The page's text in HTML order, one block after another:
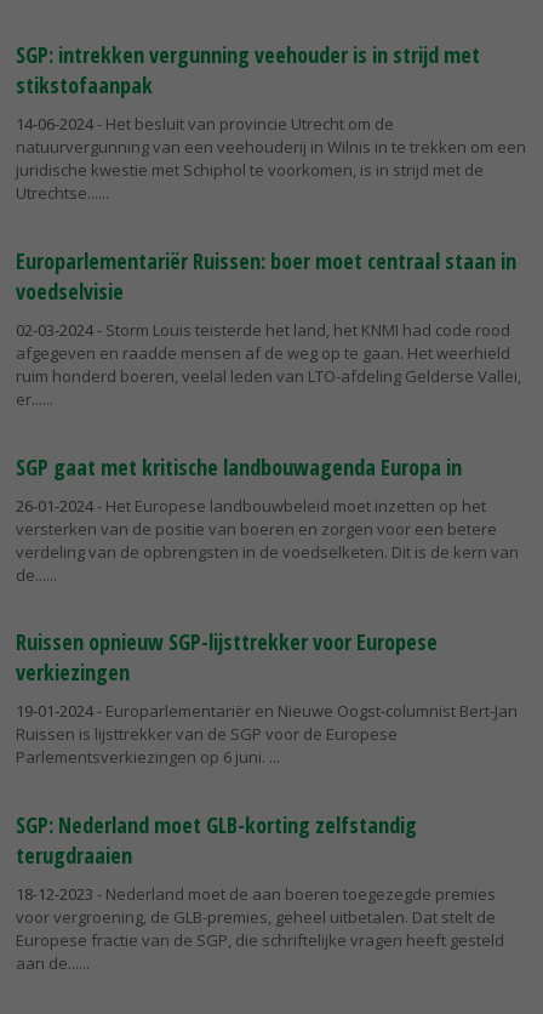
SGP: intrekken vergunning veehouder is in strijd met
stikstofaanpak
14-06-2024- Het besluit van provincie Utrecht om de
natuurvergunning van een veehouderij in Wilnis in te trekken om een
juridische kwestie met Schiphol te voorkomen, is in strijd met de
Utrechtse...
Europarlementariër Ruissen: boer moet centraal staan in
voedselvisie
02-03-2024- Storm Louis teisterde het land, het KNMI had code rood
afgegeven en raadde mensen af de weg op te gaan. Het weerhield
ruim honderd boeren, veelal leden van LTO-afdeling Gelderse Vallei,
er...
SGP gaat met kritische landbouwagenda Europa in
26-01-2024- Het Europese landbouwbeleid moet inzetten op het
versterken van de positie van boeren en zorgen voor een betere
verdeling van de opbrengsten in de voedselketen. Dit is de kern van
de...
Ruissen opnieuw SGP-lijsttrekker voor Europese
verkiezingen
19-01-2024- Europarlementariër en Nieuwe Oogst-columnist Bert-Jan
Ruissen is lijsttrekker van de SGP voor de Europese
Parlementsverkiezingen op 6 juni.
SGP: Nederland moet GLB-korting zelfstandig
terugdraaien
18-12-2023 - Nederland moet de aan boeren toegezegde premies
voor vergroening, de GLB-premies, geheel uitbetalen. Dat stelt de
Europese fractie van de SGP, die schriftelijke vragen heeft gesteld
aan de...